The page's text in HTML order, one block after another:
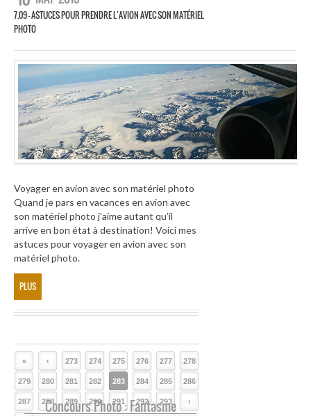
7.09 – ASTUCES POUR PRENDRE L’AVION AVEC SON MATÉRIEL
PHOTO
Voyager en avion avec son matériel photo
Quand je pars en vacances en avion avec
son matériel photo j’aime autant qu’il
arrive en bon état à destination! Voici mes
astuces pour voyager en avion avec son
matériel photo.
PLUS
« ‹ 273 274 275 276 277 278
279 280 281 282 283 284 285 286
287 288 289 290 291 292 293 ›
Concours Photo : Fantasme